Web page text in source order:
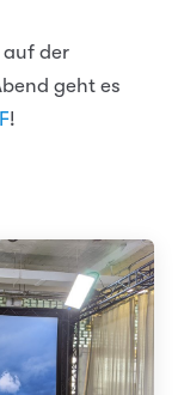
auf der
geht es
!